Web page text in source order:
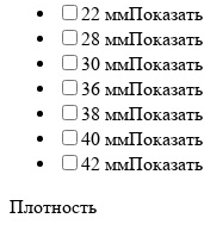
22 ммПоказать
28 ммПоказать
30 ммПоказать
36 ммПоказать
38 ммПоказать
40 ммПоказать
42 ммПоказать
Плотность